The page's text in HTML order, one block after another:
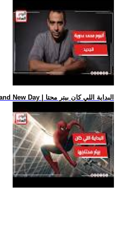
.. فيلم Spider-Man: Brand New Day | البداية اللي كان بيتر محتا